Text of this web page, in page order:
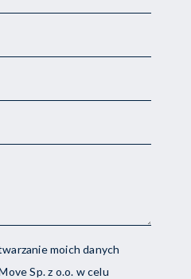
moich danych
Sp. z o.o. w celu